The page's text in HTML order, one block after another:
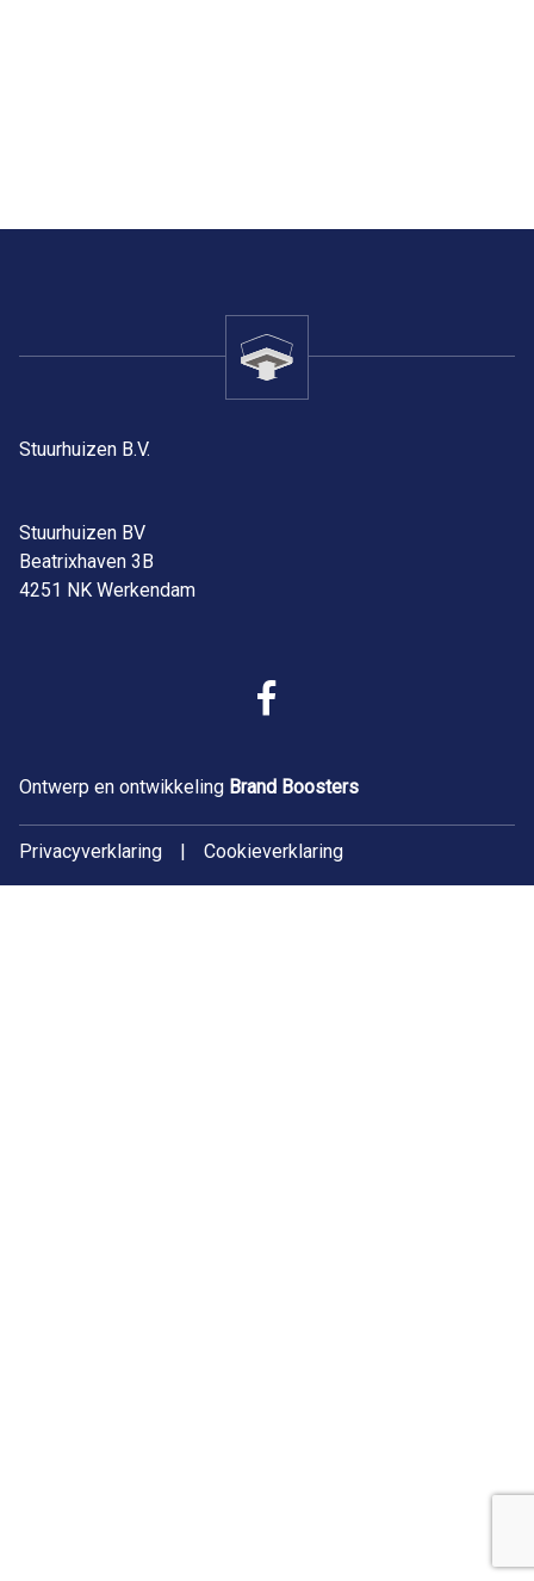
Stuurhuizen B.V.
Stuurhuizen BV
Beatrixhaven 3B
4251 NK Werkendam
Ontwerp en ontwikkeling Brand Boosters
Privacyverklaring | Cookieverklaring